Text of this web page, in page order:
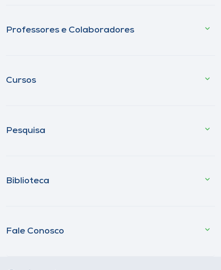
Professores e Colaboradores
Cursos
Pesquisa
Biblioteca
Fale Conosco